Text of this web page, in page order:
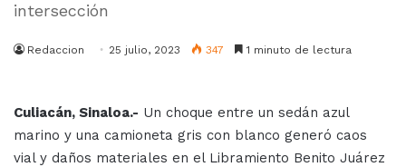
intersección
Redaccion 25 julio, 2023 347 1 minuto de lectura
Culiacán, Sinaloa.- Un choque entre un sedán azul
marino y una camioneta gris con blanco generó caos
vial y daños materiales en el Libramiento Benito Juárez